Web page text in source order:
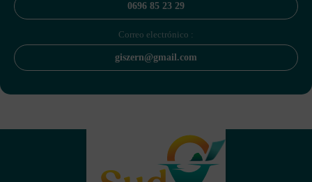
0696 85 23 29
Correo electrónico :
giszern@gmail.com